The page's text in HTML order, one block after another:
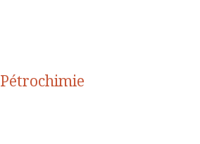
Pétrochimie